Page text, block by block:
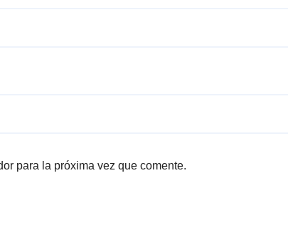
para la próxima vez que comente.